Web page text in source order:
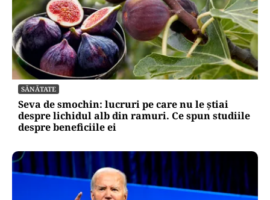
SĂNĂTATE
Seva de smochin: lucruri pe care nu le știai
despre lichidul alb din ramuri. Ce spun studiile
despre beneficiile ei